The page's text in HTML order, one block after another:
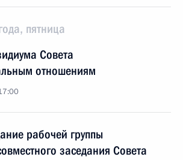
пятница
Совета
отношениям
рабочей группы
заседания Совета